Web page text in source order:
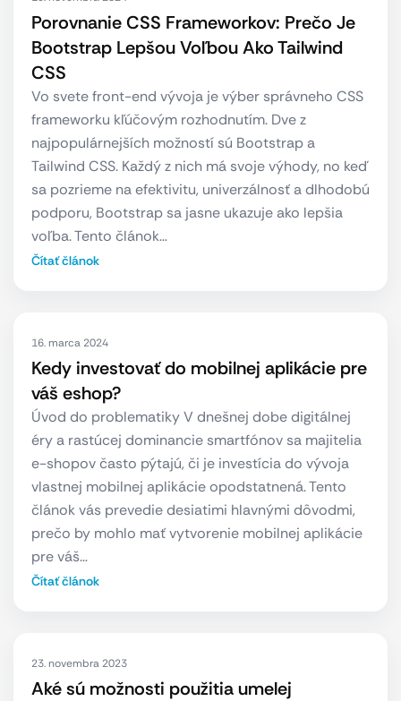
Porovnanie CSS Frameworkov: Prečo Je
Bootstrap Lepšou Voľbou Ako Tailwind
CSS
Vo svete front-end vývoja je výber správneho CSS
frameworku kľúčovým rozhodnutím. Dve z
najpopulárnejších možností sú Bootstrap a
Tailwind CSS. Každý z nich má svoje výhody, no keď
sa pozrieme na efektivitu, univerzálnosť a dlhodobú
podporu, Bootstrap sa jasne ukazuje ako lepšia
voľba. Tento článok…
Čítať článok
16. marca 2024
Kedy investovať do mobilnej aplikácie pre
váš eshop?
Úvod do problematiky V dnešnej dobe digitálnej
éry a rastúcej dominancie smartfónov sa majitelia
e-shopov často pýtajú, či je investícia do vývoja
vlastnej mobilnej aplikácie opodstatnená. Tento
článok vás prevedie desiatimi hlavnými dôvodmi,
prečo by mohlo mať vytvorenie mobilnej aplikácie
pre váš…
Čítať článok
23. novembra 2023
Aké sú možnosti použitia umelej